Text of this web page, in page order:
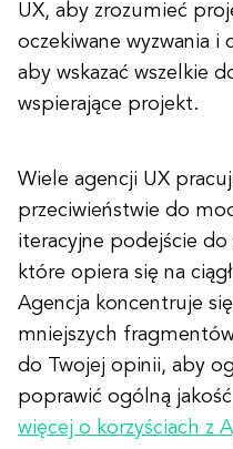
UX, aby zrozumieć
oczekiwane wyzwania i
aby wskazać wszelkie
wspierające projekt.
Wiele agencji UX
przeciwieństwie do
iteracyjne podejście do
które opiera się na
Agencja koncentruje
mniejszych
do Twojej opinii, aby
poprawić ogólną
więcej o korzyściach z